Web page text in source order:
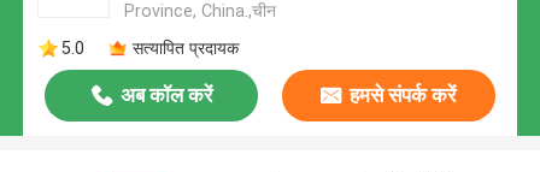
Province, China.,चीन
5.0
सत्यापित प्रदायक
अब कॉल करें हमसे संपर्क करें